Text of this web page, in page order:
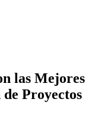
las Mejores
Proyectos